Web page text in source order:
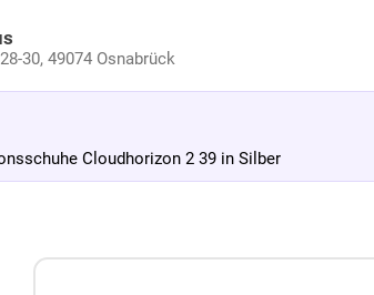
30,49074 Osnabrück
Cloudhorizon 2 39 in Silber